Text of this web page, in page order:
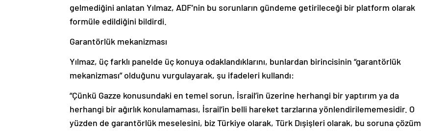
gelmediğini anlatan Yılmaz, ADF’nin bu sorunların gündeme getirileceği bir platform olarak
formüle edildiğini bildirdi.
Garantörlük mekanizması
Yılmaz, üç farklı panelde üç konuya odaklandıklarını, bunlardan birincisinin “garantörlük
mekanizması” olduğunu vurgulayarak, şu ifadeleri kullandı:
“Çünkü Gazze konusundaki en temel sorun, İsrail’in üzerine herhangi bir yaptırım ya da
herhangi bir ağırlık konulamaması, İsrail’in belli hareket tarzlarına yönlendirilememesidir. O
yüzden de garantörlük meselesini, biz Türkiye olarak, Türk Dışişleri olarak, bu soruna çözüm